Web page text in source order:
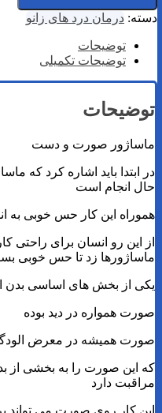
دسته: درمان درد های زانو
توضیحات
توضیحات تکمیلی
توضیحات
ماساژور صورت و دست
در ابتدا باید اشاره کرد که
حال انجام است
هموراه این کار حس خوبی به
از این رو انسان برای
ماساژورها زد تا حس خوبی
یکی از بخش های اساسی
صورت همواره در دید بوده
صورت همیشه در معرض
که این صورت را به بخشی از
مراقبت دارد
این کار روی صورت می تواند